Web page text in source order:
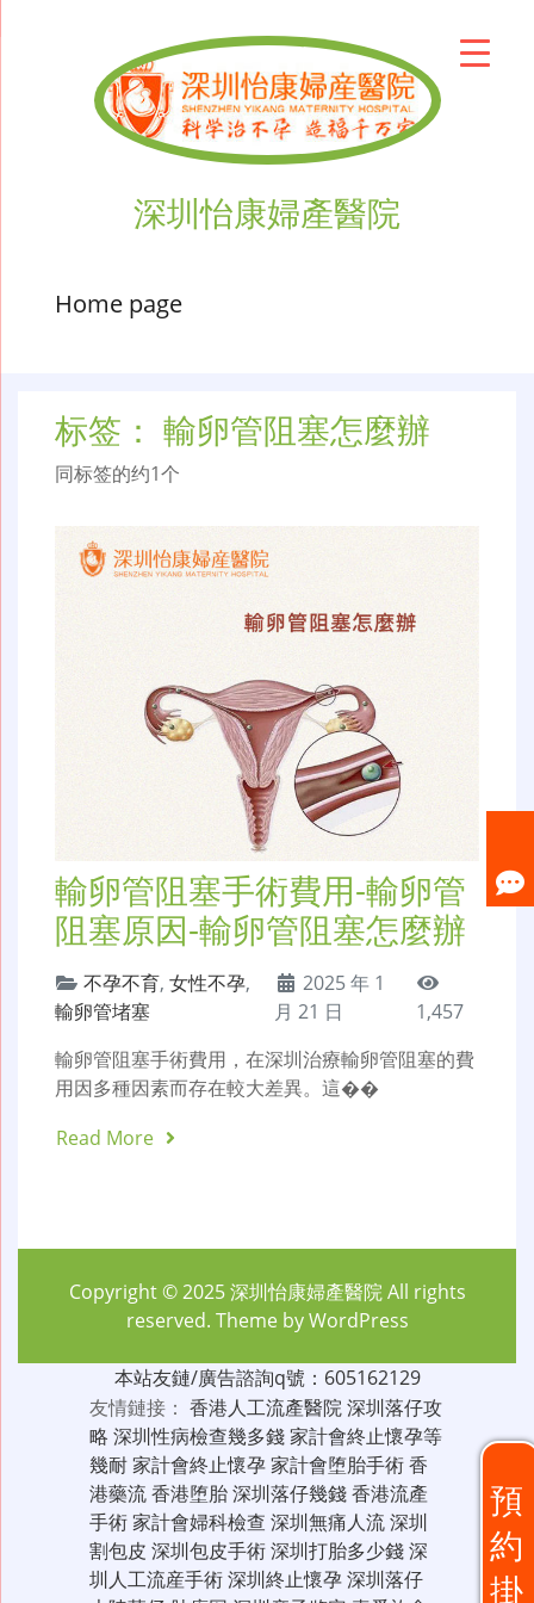
深圳怡康婦產醫院
Home page
标签： 輸卵管阻塞怎麼辦
同标签的约1个
輸卵管阻塞手術費用-輸卵管
阻塞原因-輸卵管阻塞怎麼辦
不孕不育, 女性不孕,
輸卵管堵塞
2025 年 1
月 21 日
1,457
輸卵管阻塞手術費用，在深圳治療輸卵管阻塞的費
用因多種因素而存在較大差異。這��
Read More
預
約
掛
Copyright © 2025深圳怡康婦產醫院All rights
reserved. Theme byWordPress
本站友鏈/廣告諮詢q號：605162129
友情鏈接： 香港人工流產醫院深圳落仔攻
略 深圳性病檢查幾多錢家計會終止懷孕等
幾耐家計會終止懷孕家計會堕胎手術香
港藥流香港堕胎深圳落仔幾錢香港流產
手術家計會婦科檢查 深圳無痛人流深圳
割包皮 深圳包皮手術深圳打胎多少錢深
圳人工流産手術深圳終止懷孕深圳落仔